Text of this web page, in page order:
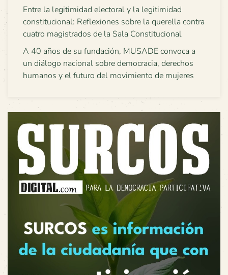
Entre la legitimidad electoral y la legitimidad
constitucional: Reflexiones sobre la querella contra
cuatro magistrados de la Sala Constitucional
A 40 años de su fundación, MUSADE convoca a
un diálogo nacional sobre democracia, derechos
humanos y el futuro del movimiento de mujeres